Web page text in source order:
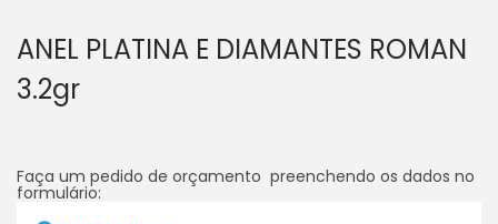
ANEL PLATINA E DIAMANTES ROMAN
3.2gr
Faça um pedido de orçamento preenchendo os dados no
formulário: